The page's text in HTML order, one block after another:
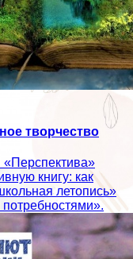
творчество
книгу: как
летопись»